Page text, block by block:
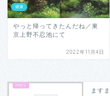
健康
やっと帰ってきたんだね／東
京上野不忍池にて
2022年11月4日
ます